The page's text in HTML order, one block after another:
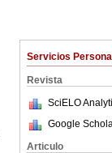
Servicios
Revista
SciELO
Google
Articulo